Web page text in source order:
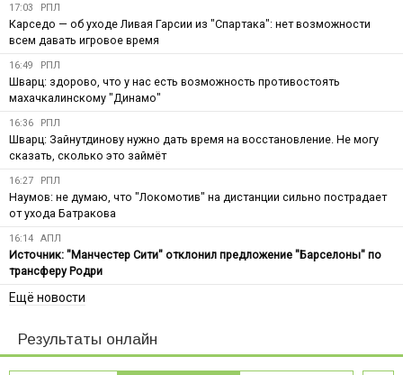
17:03 РПЛ
Карседо — об уходе Ливая Гарсии из "Спартака": нет возможности
всем давать игровое время
16:49 РПЛ
Шварц: здорово, что у нас есть возможность противостоять
махачкалинскому "Динамо"
16:36 РПЛ
Шварц: Зайнутдинову нужно дать время на восстановление. Не могу
сказать, сколько это займёт
16:27 РПЛ
Наумов: не думаю, что "Локомотив" на дистанции сильно пострадает
от ухода Батракова
16:14 АПЛ
Источник: "Манчестер Сити" отклонил предложение "Барселоны" по
трансферу Родри
Ещё новости
Результаты онлайн